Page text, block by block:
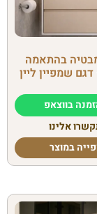
בהתאמה
שמפיין ליין
בווצאפ
אלינו
במוצר